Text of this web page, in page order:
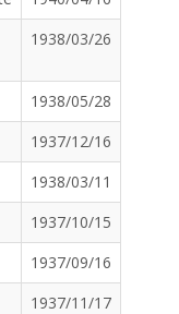
1938/03/26
1938/05/28
1937/12/16
1938/03/11
1937/10/15
1937/09/16
1937/11/17